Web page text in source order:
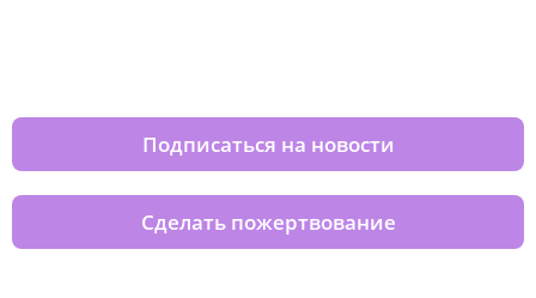
Подписаться на новости
Сделать пожертвование